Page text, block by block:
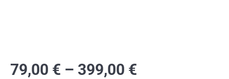
79,00 € – 399,00 €